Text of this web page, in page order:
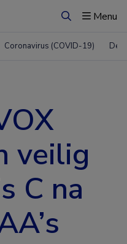
ZoekenMenu
Coronavirus (COVID-19)
veilig
C na